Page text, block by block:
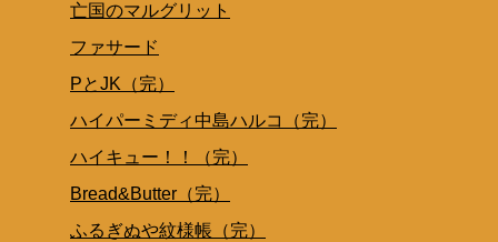
亡国のマルグリット
ファサード
PとJK（完）
ハイパーミディ中島ハルコ（完）
ハイキュー！！（完）
Bread&Butter（完）
ふるぎぬや紋様帳（完）